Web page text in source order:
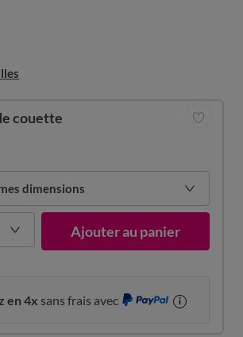
dimensions
Ajouter au panier
en 4x sans frais avec i
couette